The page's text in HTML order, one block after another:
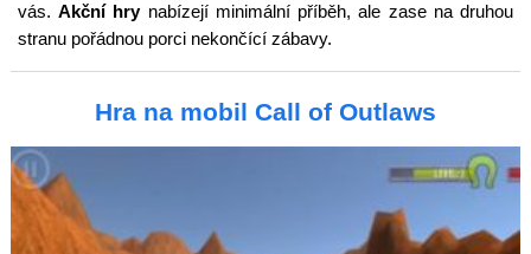
vás.Akční hrynabízejí minimální příběh, ale zase na druhou
stranu pořádnou porci nekončící zábavy.
Hra na mobil Call of Outlaws